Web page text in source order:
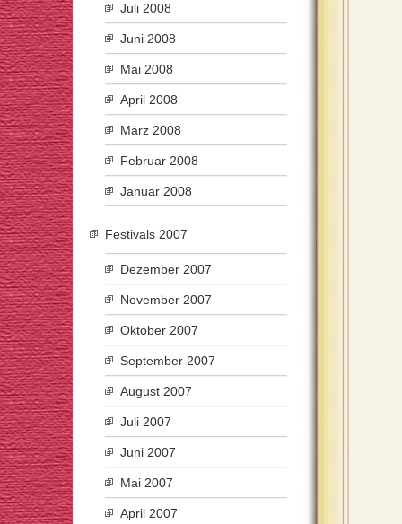
Juli 2008
Juni 2008
Mai 2008
April 2008
März 2008
Februar 2008
Januar 2008
Festivals 2007
Dezember 2007
November 2007
Oktober 2007
September 2007
August 2007
Juli 2007
Juni 2007
Mai 2007
April 2007